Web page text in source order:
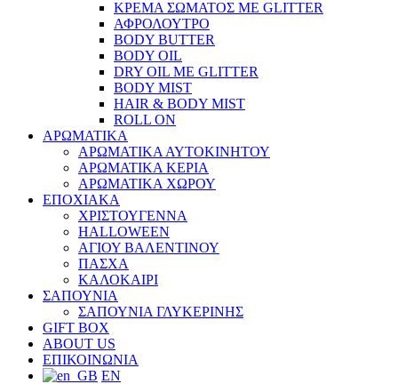
ΚΡΕΜΑ ΣΩΜΑΤΟΣ ΜΕ GLITTER
ΑΦΡΟΛΟΥΤΡΟ
BODY BUTTER
BODY OIL
DRY OIL ΜΕ GLITTER
BODY MIST
HAIR & BODY MIST
ROLL ON
ΑΡΩΜΑΤΙΚΑ
ΑΡΩΜΑΤΙΚΑ ΑΥΤΟΚΙΝΗΤΟΥ
ΑΡΩΜΑΤΙΚΑ ΚΕΡΙΑ
ΑΡΩΜΑΤΙΚΑ ΧΩΡΟΥ
ΕΠΟΧΙΑΚΑ
ΧΡΙΣΤΟΥΓΕΝΝΑ
HALLOWEEN
ΑΓΙΟΥ ΒΑΛΕΝΤΙΝΟΥ
ΠΑΣΧΑ
ΚΑΛΟΚΑΙΡΙ
ΣΑΠΟΥΝΙΑ
ΣΑΠΟΥΝΙΑ ΓΛΥΚΕΡΙΝΗΣ
GIFT BOX
ABOUT US
ΕΠΙΚΟΙΝΩΝΙΑ
EN